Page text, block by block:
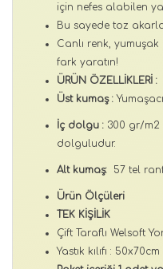
için nefes alabilen
Bu sayede toz
Canlı renk,
fark yaratın!
ÜRÜN ÖZELLİKLERİ :
Üst kumaş :
İç dolgu : 300 gr/m2
dolguludur.
Alt kumaş: 57 tel
Ürün Ölçüleri
TEK KİŞİLİK
Çift Taraflı Welsoft
Yastık kılıfı :